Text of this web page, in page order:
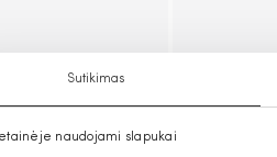
Sutikimas
naudojami slapukai